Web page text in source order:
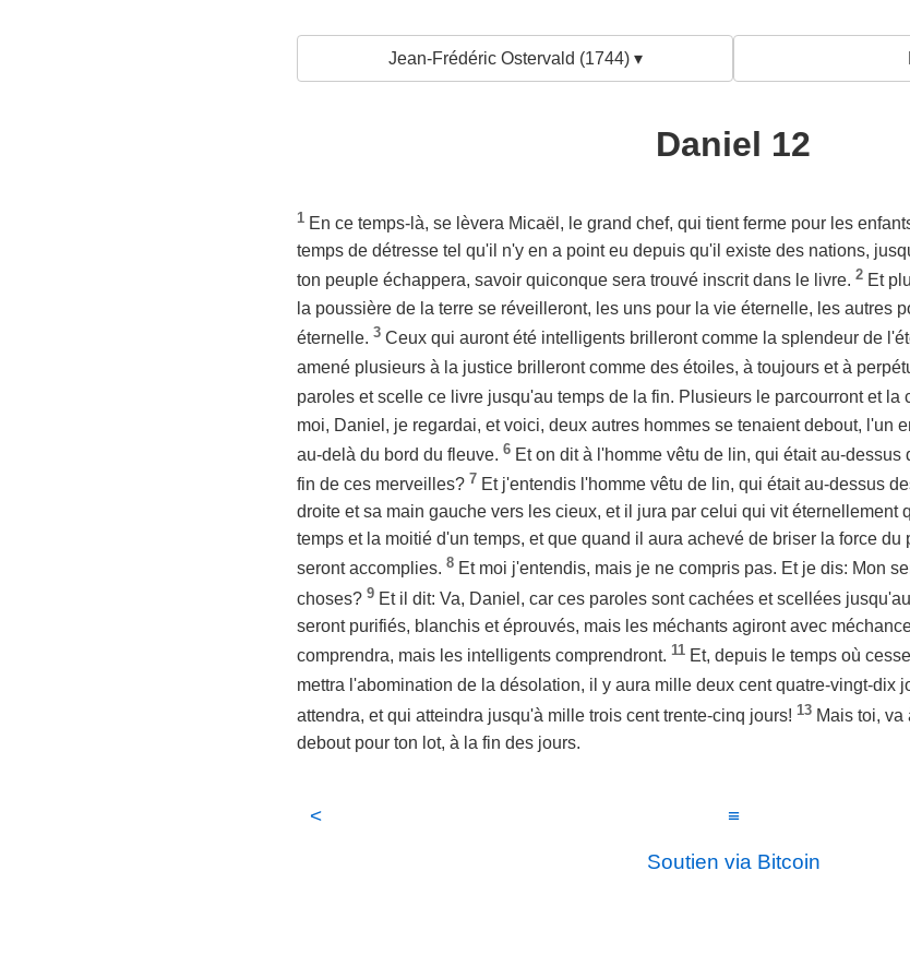
Jean-Frédéric Ostervald (1744) ▾
Daniel 12
1 En ce temps-là, se lèvera Micaël, le grand chef, qui tient ferme pour les
temps de détresse tel qu'il n'y en a point eu depuis qu'il existe des nations,
ton peuple échappera, savoir quiconque sera trouvé inscrit dans le livre. 2 Et
la poussière de la terre se réveilleront, les uns pour la vie éternelle, les autres
éternelle. 3 Ceux qui auront été intelligents brilleront comme la splendeur de
amené plusieurs à la justice brilleront comme des étoiles, à toujours et à
paroles et scelle ce livre jusqu'au temps de la fin. Plusieurs le parcourront et la
moi, Daniel, je regardai, et voici, deux autres hommes se tenaient debout, l'un
au-delà du bord du fleuve. 6 Et on dit à l'homme vêtu de lin, qui était au-
fin de ces merveilles? 7 Et j'entendis l'homme vêtu de lin, qui était au-dessus
droite et sa main gauche vers les cieux, et il jura par celui qui vit éternellement
temps et la moitié d'un temps, et que quand il aura achevé de briser la force
seront accomplies. 8 Et moi j'entendis, mais je ne compris pas. Et je dis: Mon
choses? 9 Et il dit: Va, Daniel, car ces paroles sont cachées et scellées
seront purifiés, blanchis et éprouvés, mais les méchants agiront avec
comprendra, mais les intelligents comprendront. 11 Et, depuis le temps où
mettra l'abomination de la désolation, il y aura mille deux cent quatre-vingt-dix
attendra, et qui atteindra jusqu'à mille trois cent trente-cinq jours! 13 Mais toi, va
debout pour ton lot, à la fin des jours.
< ≡
Soutien via Bitcoin